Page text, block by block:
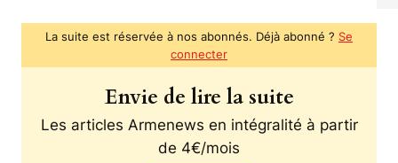
La suite est réservée à nos abonnés. Déjà abonné ? Se
connecter
Envie de lire la suite
Les articles Armenews en intégralité à partir
de 4€/mois